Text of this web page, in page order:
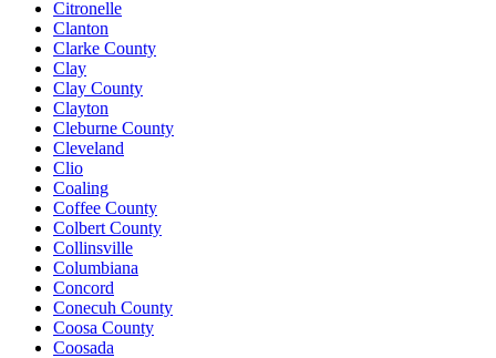
Citronelle
Clanton
Clarke County
Clay
Clay County
Clayton
Cleburne County
Cleveland
Clio
Coaling
Coffee County
Colbert County
Collinsville
Columbiana
Concord
Conecuh County
Coosa County
Coosada